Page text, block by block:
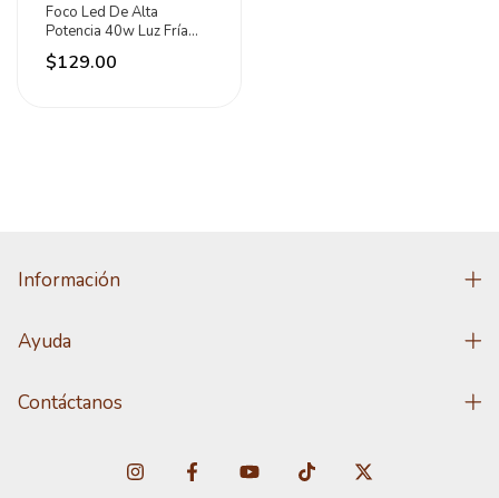
Foco Led De Alta
Potencia 40w Luz Fría
Sanelec Blanco Frío
$129.00
Información
Ayuda
Contáctanos